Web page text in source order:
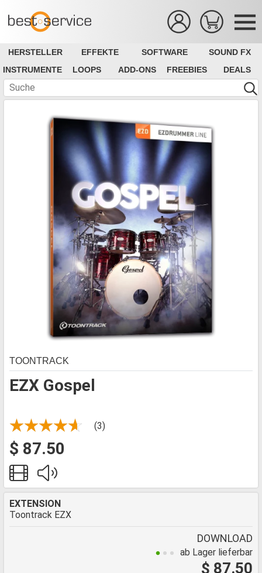
HERSTELLER EFFEKTE SOFTWARE
SOUND FX
INSTRUMENTE
LOOPS ADD-ONS FREEBIES DEALS
EZX Gospel
TOONTRACK
(3)
$ 87.50
EXTENSION
Toontrack EZX
DOWNLOAD
ab Lager lieferbar
$ 87.50